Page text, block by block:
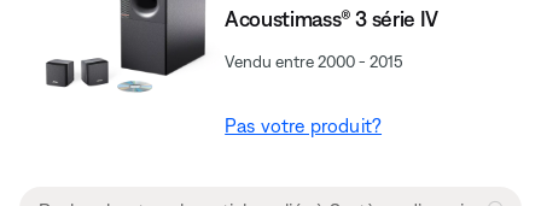
Acoustimass® 3 série IV
Vendu entre 2000 - 2015
Pas votre produit?